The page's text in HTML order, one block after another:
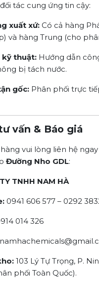
tác cung ứng tin cậy:
xuất xứ: Có cả hàng
và hàng Trung (cho
kỹ thuật: Hướng dẫn
bị tách nước.
gốc: Phân phối trực
vấn & Báo giá
vui lòng liên hệ
Đường Nho GDL:
TNHH NAM HÀ
0941 606 577 – 0292
014 326
103 Lý Tự Trọng, P.
phối Toàn Quốc).